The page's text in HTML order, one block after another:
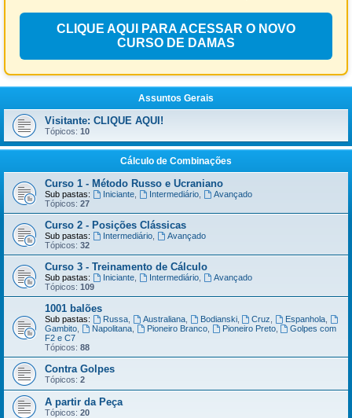
CLIQUE AQUI PARA ACESSAR O NOVO
CURSO DE DAMAS
Assuntos Gerais
Visitante: CLIQUE AQUI!
Tópicos: 10
Cálculo de Combinações
Curso 1 - Método Russo e Ucraniano
Sub pastas: Iniciante, Intermediário,
Avançado
Tópicos: 27
Curso 2 - Posições Clássicas
Sub pastas: Intermediário,
Avançado
Tópicos: 32
Curso 3 - Treinamento de Cálculo
Sub pastas: Iniciante, Intermediário,
Avançado
Tópicos: 109
1001 balões
Sub pastas: Russa, Australiana, Bodianski, Cruz Espanhola
Gambito
Napolitana, Pioneiro Branco, Pioneiro Preto,
Golpes com
F2 e C7
Tópicos: 88
Contra Golpes
Tópicos: 2
A partir da Peça
Tópicos: 20